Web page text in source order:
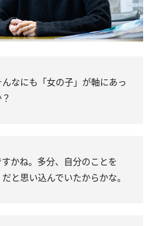
んなにも「女の子」が軸にあっ
かね。多分、自分のことを
だと思い込んでいたからかな。